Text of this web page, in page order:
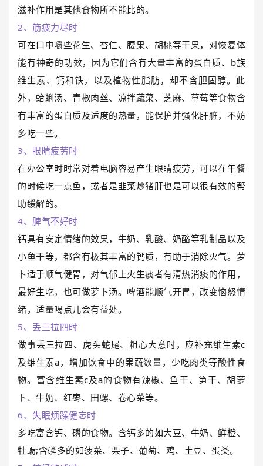
滋补作用是其他食物所不能比的。
2、筋疲力尽时
可在口中嚼些花生、杏仁、腰果、胡桃等干果，对恢复体
能有神奇的功效，因为它们含有大量丰富的蛋白质、b族
维生素、钙和铁，以及植物性脂肪，却不含胆固醇。此
外，蛤蜊汤、青椒肉丝、凉拌蔬菜、芝麻、草莓等食物含
有丰富的蛋白质及适度的热量，能保护并强化肝脏，不妨
多吃一些。
3、眼睛疲劳时
在办公室时时常对着电脑容易产生眼睛疲劳，可以在午餐
的时候吃一点鱼，或者是韭菜炒猪肝也是可以很有效的帮
助缓解的。
4、脾气不好时
钙具有安定情绪的效果，牛奶、乳酸、奶酪等乳制品以及
小鱼干等，都含有极其丰富的钙质，有助于消除火气。萝
卜适于顺气健胃，对气郁上火生痰者有清热消痰的作用，
最好生吃，也可做萝卜汤。啤酒能顺气开胃，改变恼怒情
绪，适量喝点儿会有益处。
5、丢三拉四时
做事丢三拉四、虎头蛇尾、粗心大意时，应补充维生素c
及维生素a，增加饮食中的果蔬数量，少吃肉类等酸性食
物。富含维生素c及a的食物有辣椒、鱼干、笋干、胡萝
卜、牛奶、红枣、田螺、卷心菜等。
6、失眠烦躁健忘时
多吃富含钙、磷的食物。含钙多的如大豆、牛奶、鲜橙、
牡蛎;含磷多的如菠菜、栗子、葡萄、鸡、土豆、蛋类。